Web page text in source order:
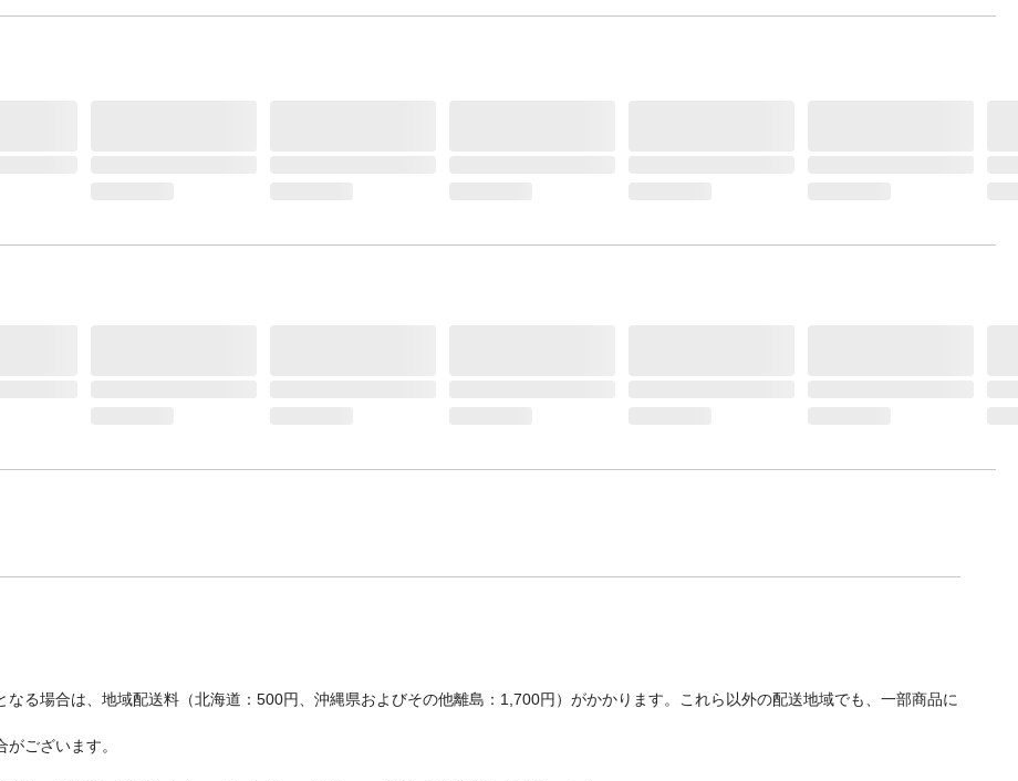
る場合は、地域配送料（北海道：500円、沖縄県およびその他離島：1,700円）がかかります。これら以外の配送地域でも、一部商品に
ございます。